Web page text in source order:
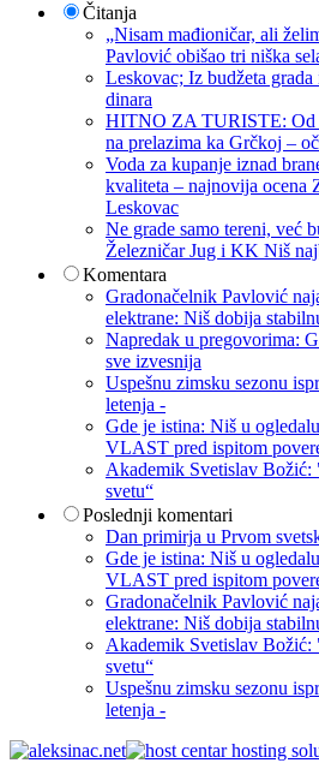
Čitanja
„Nisam mađioničar, ali
Pavlović obišao tri niška
Leskovac; Iz budžeta
dinara
HITNO ZA TURISTE: Od
na prelazima ka Grčkoj –
Voda za kupanje iznad
kvaliteta – najnovija ocena
Leskovac
Ne grade samo tereni, već
Železničar Jug i KK Niš
Komentara
Gradonačelnik Pavlović
elektrane: Niš dobija
Napredak u pregovorima:
sve izvesnija
Uspešnu zimsku sezonu
letenja -
Gde je istina: Niš u
VLAST pred ispitom
Akademik Svetislav
svetu“
Poslednji komentari
Dan primirja u Prvom
Gde je istina: Niš u
VLAST pred ispitom
Gradonačelnik Pavlović
elektrane: Niš dobija
Akademik Svetislav
svetu“
Uspešnu zimsku sezonu
letenja -